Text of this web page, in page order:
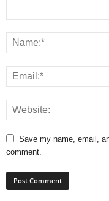
Save my name, email,
comment.